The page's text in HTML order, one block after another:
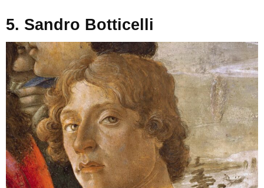
5. Sandro Botticelli